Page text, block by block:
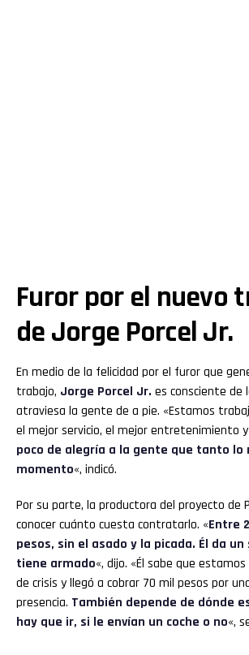
Furor por el nuevo
de Jorge Porcel Jr.
En medio de la felicidad por el furor que
trabajo, Jorge Porcel Jr. es consciente de
atraviesa la gente de a pie. «Estamos
el mejor servicio, el mejor entretenimiento y
poco de alegría a la gente que tanto lo
momento«, indicó.
Por su parte, la productora del proyecto de
conocer cuánto cuesta contratarlo. «Entre
pesos, sin el asado y la picada. Él da un
tiene armado«, dijo. «Él sabe que
de crisis y llegó a cobrar 70 mil pesos por
presencia. También depende de dónde
hay que ir, si le envían un coche o no«,